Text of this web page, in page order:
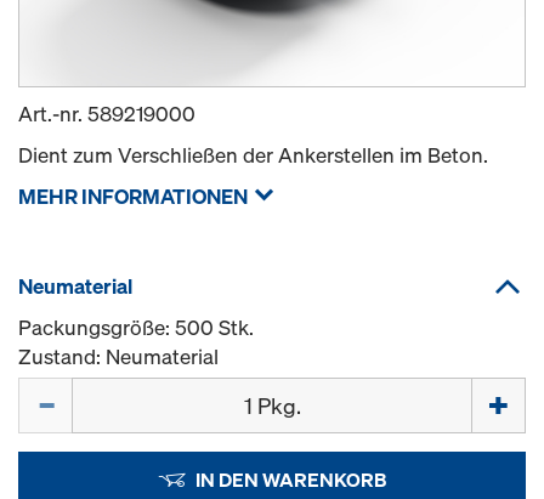
Art.-nr. 589219000
Dient zum Verschließen der Ankerstellen im Beton.
MEHR INFORMATIONEN
Neumaterial
Packungsgröße: 500 Stk.
Zustand: Neumaterial
IN DEN WARENKORB